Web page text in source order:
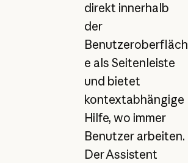
direkt innerhalb
der
Benutzeroberfläch
e als Seitenleiste
und bietet
kontextabhängige
Hilfe, wo immer
Benutzer arbeiten.
Der Assistent